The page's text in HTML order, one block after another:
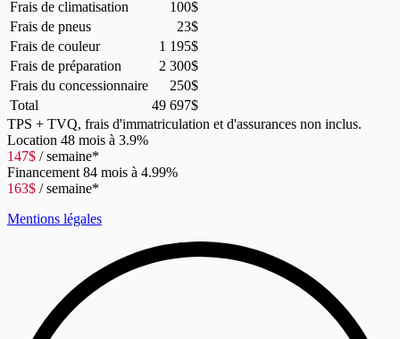
Frais de climatisation
100$
Frais de pneus
23$
Frais de couleur
1 195$
Frais de préparation
2 300$
Frais du concessionnaire
250$
Total
49 697$
TPS + TVQ, frais d'immatriculation et d'assurances non inclus.
Location 48 mois à 3.9%
147$ / semaine*
Financement 84 mois à 4.99%
163$ / semaine*
Mentions légales